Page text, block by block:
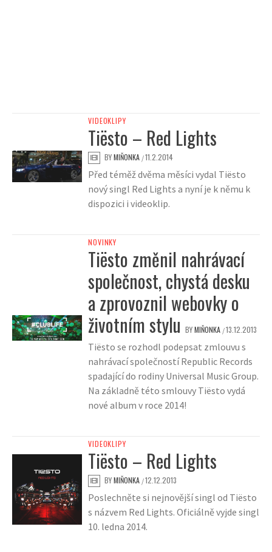
VIDEOKLIPY
Tiësto – Red Lights
BYMIŇONKA /11.2.2014
Před téměž dvěma měsíci vydal Tiësto
nový singl Red Lights a nyní je k němu k
dispozici i videoklip.
NOVINKY
Tiësto změnil nahrávací
společnost, chystá desku
a zprovoznil webovky o
životním stylu BYMIŇONKA /13.12.2013
Tiësto se rozhodl podepsat zmlouvu s
nahrávací společností Republic Records
spadající do rodiny Universal Music Group.
Na základně této smlouvy Tiësto vydá
nové album v roce 2014!
VIDEOKLIPY
Tiësto – Red Lights
BYMIŇONKA /12.12.2013
Poslechněte si nejnovější singl od Tiësto
s názvem Red Lights. Oficiálně vyjde singl
10. ledna 2014.